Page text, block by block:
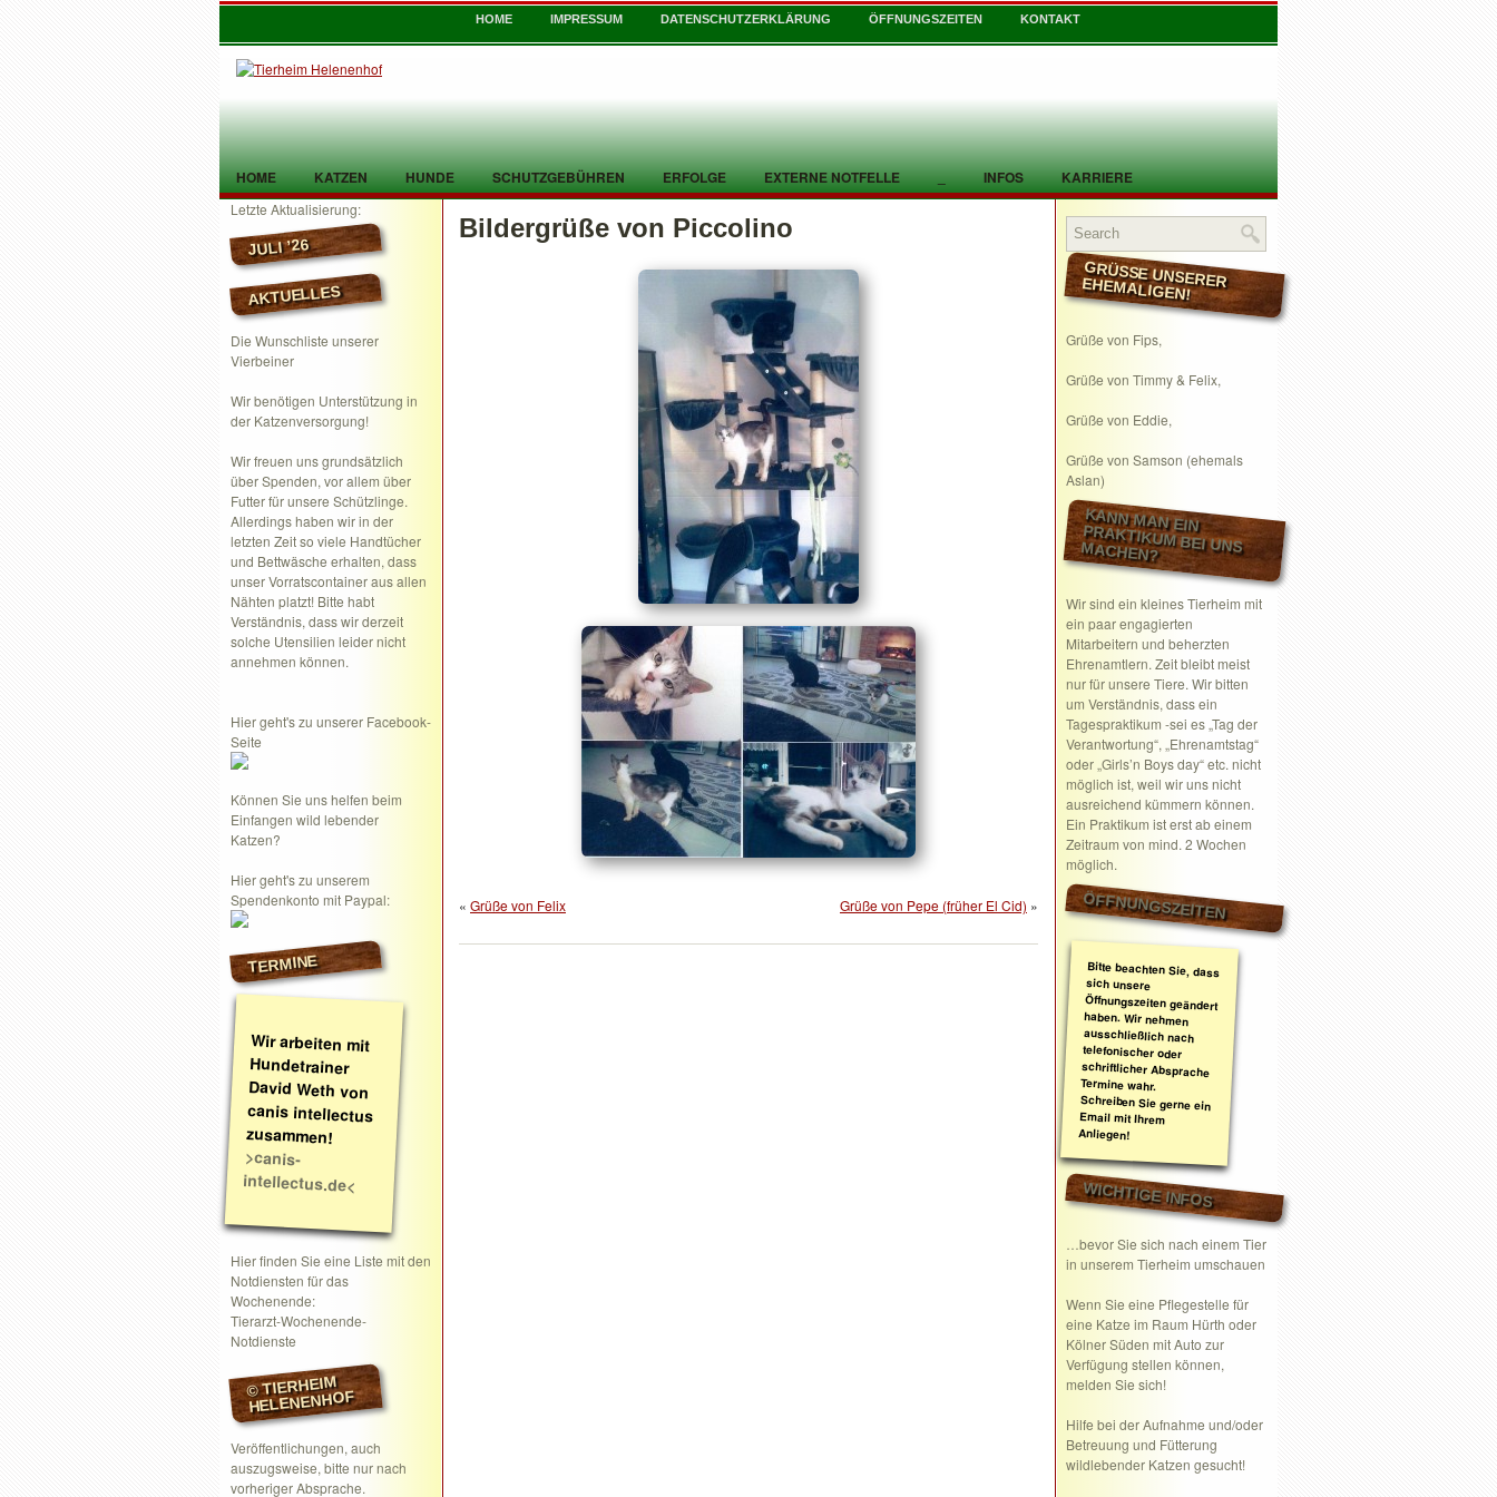
HOME IMPRESSUM DATENSCHUTZERKLÄRUNG ÖFFNUNGSZEITEN KONTAKT
HOME KATZEN HUNDE SCHUTZGEBÜHREN ERFOLGE EXTERNE NOTFELLE _ INFOS KARRIERE
TIER GEFUNDEN KONTAKT
Letzte Aktualisierung:
JULI ’26
AKTUELLES
Die Wunschliste unserer
Vierbeiner
Wir benötigen Unterstützung in
der Katzenversorgung!
Wir freuen uns grundsätzlich
über Spenden, vor allem über
Futter für unsere Schützlinge.
Allerdings haben wir in der
letzten Zeit so viele Handtücher
und Bettwäsche erhalten, dass
unser Vorratscontainer aus allen
Nähten platzt! Bitte habt
Verständnis, dass wir derzeit
solche Utensilien leider nicht
annehmen können.
Hier geht's zu unserer Facebook-
Seite
Können Sie uns helfen beim
Einfangen wild lebender
Katzen?
Hier geht's zu unserem
Spendenkonto mit Paypal:
TERMINE
Wir arbeiten mit
Hundetrainer
David Weth von
canis intellectus
zusammen!
>canis-
intellectus.de<
Hier finden Sie eine Liste mit den
Notdiensten für das
Wochenende:
Tierarzt-Wochenende-
Notdienste
© TIERHEIM
HELENENHOF
Veröffentlichungen, auch
auszugsweise, bitte nur nach
vorheriger Absprache.
Bildergrüße von Piccolino
« Grüße von Felix Grüße von Pepe (früher El Cid) »
GRÜSSE UNSERER EHEMALIGEN!
Grüße von Fips,
Grüße von Timmy & Felix,
Grüße von Eddie,
Grüße von Samson (ehemals
Aslan)
KANN MAN EIN
PRAKTIKUM BEI UNS MACHEN?
Wir sind ein kleines Tierheim mit
ein paar engagierten
Mitarbeitern und beherzten
Ehrenamtlern. Zeit bleibt meist
nur für unsere Tiere. Wir bitten
um Verständnis, dass ein
Tagespraktikum -sei es „Tag der
Verantwortung“, „Ehrenamtstag“
oder „Girls’n Boys day“ etc. nicht
möglich ist, weil wir uns nicht
ausreichend kümmern können.
Ein Praktikum ist erst ab einem
Zeitraum von mind. 2 Wochen
möglich.
ÖFFNUNGSZEITEN
Bitte beachten Sie, dass
sich unsere
Öffnungszeiten geändert
haben. Wir nehmen
ausschließlich nach
telefonischer oder
schriftlicher Absprache
Termine wahr.
Schreiben Sie gerne ein
Email mit Ihrem
Anliegen!
WICHTIGE INFOS
…bevor Sie sich nach einem Tier
in unserem Tierheim umschauen
Wenn Sie eine Pflegestelle für
eine Katze im Raum Hürth oder
Kölner Süden mit Auto zur
Verfügung stellen können,
melden Sie sich!
Hilfe bei der Aufnahme und/oder
Betreuung und Fütterung
wildlebender Katzen gesucht!